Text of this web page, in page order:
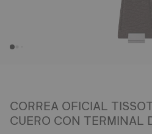
CORREA OFICIAL
CUERO CON TERMINAL